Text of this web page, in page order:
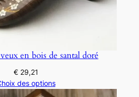
en bois de santal doré
€29,21
des options